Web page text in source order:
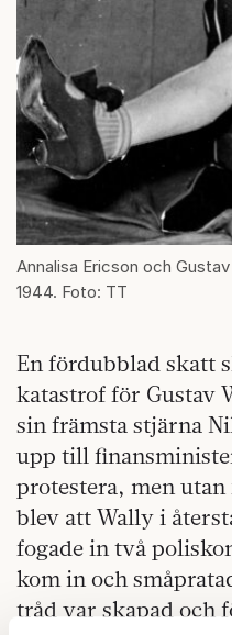
Annalisa Ericson och
1944. Foto: TT
En fördubblad skatt
katastrof för Gustav
sin främsta stjärna
upp till
protestera, men
blev att Wally i
fogade in två
kom in och
tråd var skapad och